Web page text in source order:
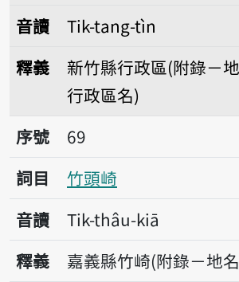
音讀
Tik-tang-tìn
釋義
新竹縣行政區(附錄－
行政區名)
序號69竹頭崎
序號
69
詞目
竹頭崎
音讀
Tik-thâu-kiā
釋義
嘉義縣竹崎(附錄－地